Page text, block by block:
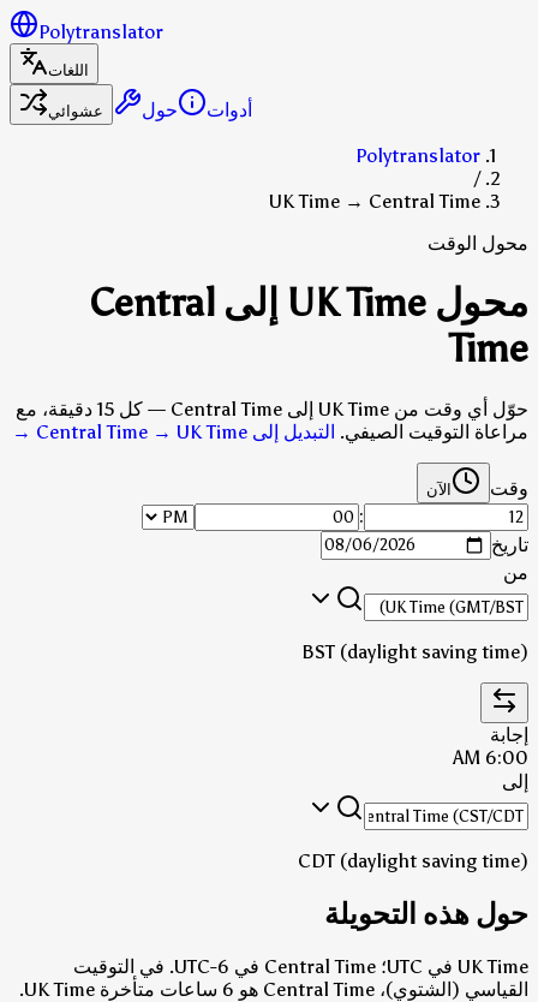
Polytranslator
اللغات
عشوائي
أدوات
حول
Polytranslator
/
UK Time → Central Time
محول الوقت
محول UK Time إلى Central
Time
حوّل أي وقت من UK Time إلى Central Time — كل 15 دقيقة، مع
مراعاة التوقيت الصيفي. التبديل إلى Central Time → UK Time →
وقت الآن
:
تاريخ
من
BST (daylight saving time)
إجابة
6:00 AM
إلى
CDT (daylight saving time)
حول هذه التحويلة
UK Time في UTC؛ Central Time في UTC-6.
في التوقيت
القياسي (الشتوي)، Central Time هو 6 ساعات متأخرة UK Time.